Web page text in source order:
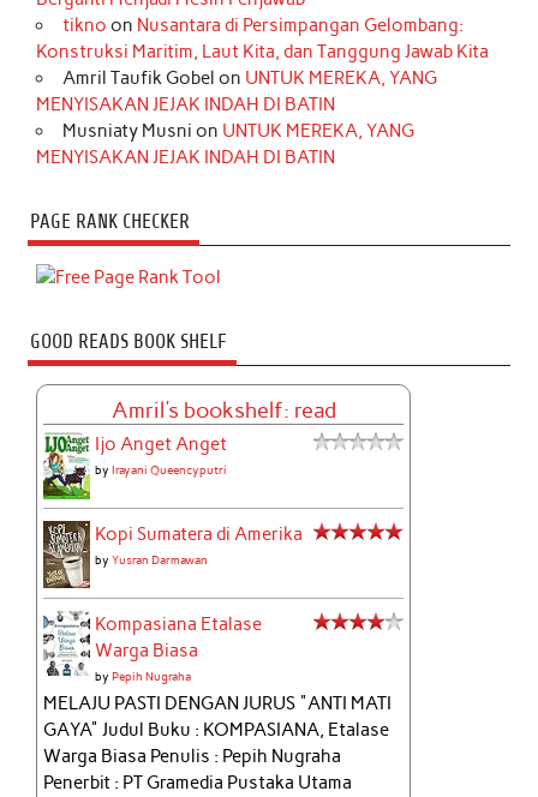
tikno on Nusantara di Persimpangan Gelombang:
Konstruksi Maritim, Laut Kita, dan Tanggung Jawab Kita
Amril Taufik Gobel on UNTUK MEREKA, YANG
MENYISAKAN JEJAK INDAH DI BATIN
Musniaty Musni on UNTUK MEREKA, YANG
MENYISAKAN JEJAK INDAH DI BATIN
PAGE RANK CHECKER
GOOD READS BOOK SHELF
Amril's bookshelf: read
Ijo Anget Anget
byIrayani Queencyputri
Kopi Sumatera di Amerika
byYusran Darmawan
Kompasiana Etalase
Warga Biasa
byPepih Nugraha
MELAJU PASTI DENGAN JURUS "ANTI MATI
GAYA" Judul Buku : KOMPASIANA, Etalase
Warga Biasa Penulis : Pepih Nugraha
Penerbit : PT Gramedia Pustaka Utama